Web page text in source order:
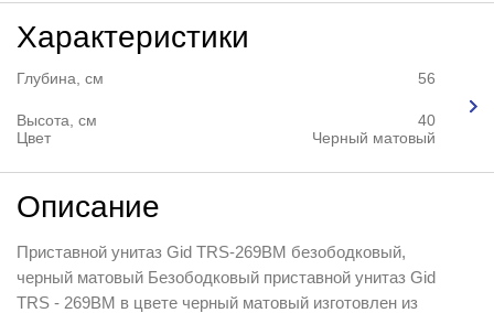
Характеристики
Глубина, см 56
Высота, см
40
Цвет
Черный матовый
Описание
Приставной унитаз Gid TRS-269BM безободковый,
черный матовый Безободковый приставной унитаз Gid
TRS - 269BM в цвете черный матовый изготовлен из